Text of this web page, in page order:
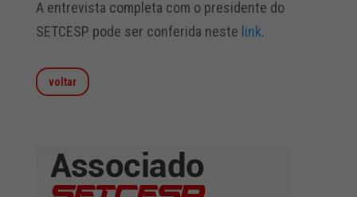
A entrevista completa com o presidente do
SETCESP pode ser conferida neste link.
voltar